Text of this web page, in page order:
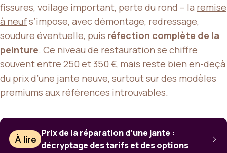
fissures, voilage important, perte du rond – la remise
à neufs’impose, avec démontage, redressage,
soudure éventuelle, puis réfection complète de la
peinture. Ce niveau de restauration se chiffre
souvent entre 250 et 350 €, mais reste bien en-deçà
du prix d’une jante neuve, surtout sur des modèles
premiums aux références introuvables.
À lire
Prix de la réparation d’une jante :
décryptage des tarifs et des options